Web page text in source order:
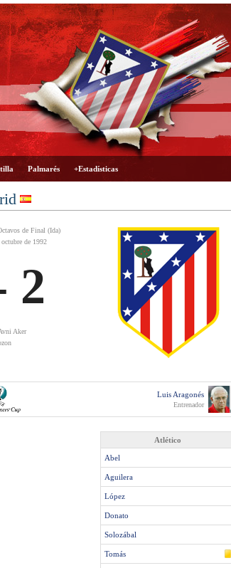
Palmarés +Estadísticas
de Final (Ida)
de 1992
2
Aker
Luis Aragonés
Entrenador
Atlético
Abel
Aguilera
López
Donato
Solozábal
Tomás